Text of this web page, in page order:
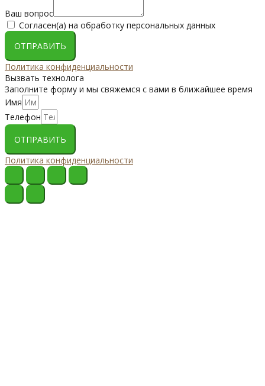
Ваш вопрос
Согласен(а) на обработку персональных данных
ОТПРАВИТЬ
Политика конфиденциальности
Вызвать технолога
Заполните форму и мы свяжемся с вами в ближайшее время
Имя
Телефон
ОТПРАВИТЬ
Политика конфиденциальности